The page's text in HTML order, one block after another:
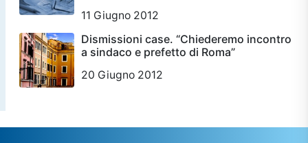
11 Giugno 2012
Dismissioni case. “Chiederemo incontro
a sindaco e prefetto di Roma”
20 Giugno 2012